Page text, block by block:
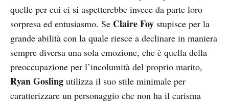
quelle per cui ci si aspetterebbe invece da parte loro
sorpresa ed entusiasmo. Se Claire Foy stupisce per la
grande abilità con la quale riesce a declinare in maniera
sempre diversa una sola emozione, che è quella della
preoccupazione per l’incolumità del proprio marito,
Ryan Gosling utilizza il suo stile minimale per
caratterizzare un personaggio che non ha il carisma